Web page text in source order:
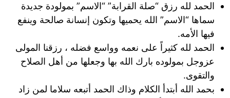
الحمد لله رزق “صلة القرابة” “الاسم” بمولودة جديدة
سماها “الاسم” الله يحميها وتكون إنسانة صالحة وينفع
فيها الأمه.
الحمد لله كثيراً على نعمه وواسع فضله ، رزقنا المولى
عزوجل بمولوده بارك الله بها وجعلها من أهل الصلاح
والتقوى.
بحمد الله أبتدأ الكلام وذاك الحمد أتبعه سلاما لمن زاد